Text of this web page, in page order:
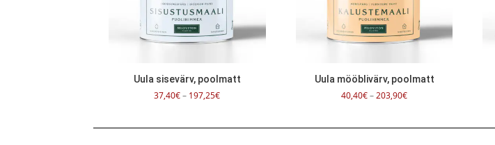
Uula sisevärv, poolmatt
37,40€– 197,25€Hinnavahemik:
Uula mööblivärv, poolmatt
40,40€–203,90€Hinnavahemik: